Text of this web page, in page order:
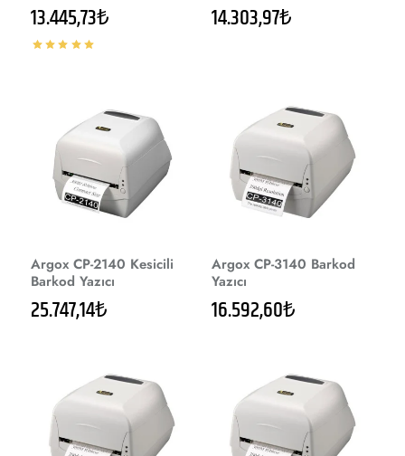
13.445,73₺ 14.303,97₺
Argox CP-2140 Kesicili
Barkod Yazıcı
25.747,14₺
Argox CP-3140 Barkod
Yazıcı
16.592,60₺